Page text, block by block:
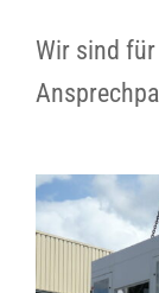
Wir sind